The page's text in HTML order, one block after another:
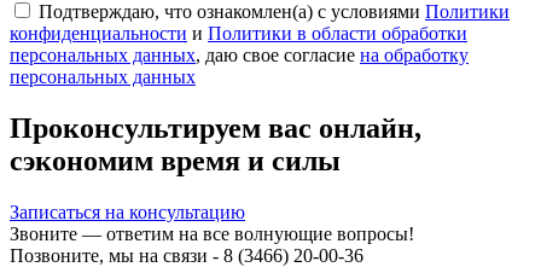
Подтверждаю, что ознакомлен(а) с условиями Политики
конфиденциальности и Политики в области обработки
персональных данных, даю свое согласие на обработку
персональных данных
Проконсультируем вас онлайн,
сэкономим время и силы
Записаться на консультацию
Звоните — ответим на все волнующие вопросы!
Позвоните, мы на связи - 8 (3466) 20-00-36